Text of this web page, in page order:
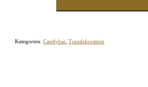
Kategorien:Candybar ,Traudekoration